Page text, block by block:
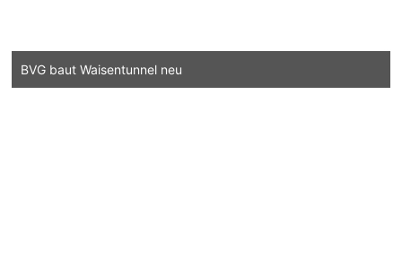
BVG baut Waisentunnel neu